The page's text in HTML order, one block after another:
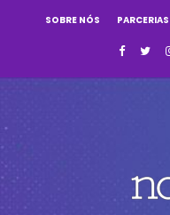
SOBRE NÓS PARCERIAS